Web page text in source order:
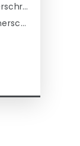
Belangrijke aandachtspunten bij herschrijven
Veelgemaakte fouten bij content herschrijven